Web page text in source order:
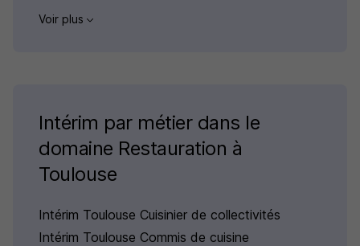
Voir plus
Intérim par métier dans le
domaine Restauration à
Toulouse
Intérim Toulouse Cuisinier de collectivités
Intérim Toulouse Commis de cuisine